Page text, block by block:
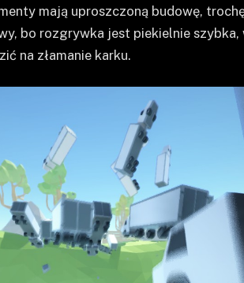
mają uproszczoną budowę,
bo rozgrywka jest piekielnie
na złamanie karku.